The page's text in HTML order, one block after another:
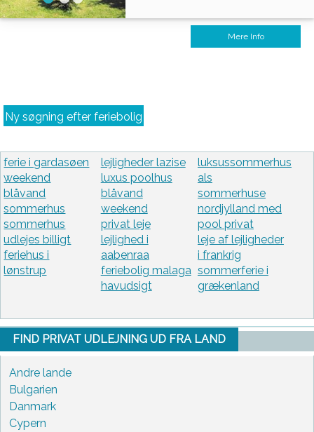
Mere Info
Ny søgning efter feriebolig
ferie i gardasøen
weekend
blåvand
sommerhus
sommerhus
udlejes billigt
feriehus i
lønstrup
lejligheder lazise
luxus poolhus
blåvand
weekend
privat leje
lejlighed i
aabenraa
feriebolig malaga
havudsigt
luksussommerhus
als
sommerhuse
nordjylland med
pool privat
leje af lejligheder
i frankrig
sommerferie i
grækenland
FIND PRIVAT UDLEJNING UD FRA LAND
Andre lande
Bulgarien
Danmark
Cypern